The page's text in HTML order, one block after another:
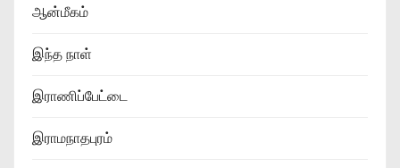
ஆன்மீகம்
இந்த நாள்
இராணிப்பேட்டை
இராமநாதபுரம்